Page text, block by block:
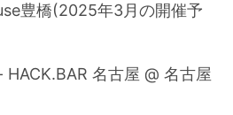
豊橋(2025年3月の開催予
名古屋 @ 名古屋